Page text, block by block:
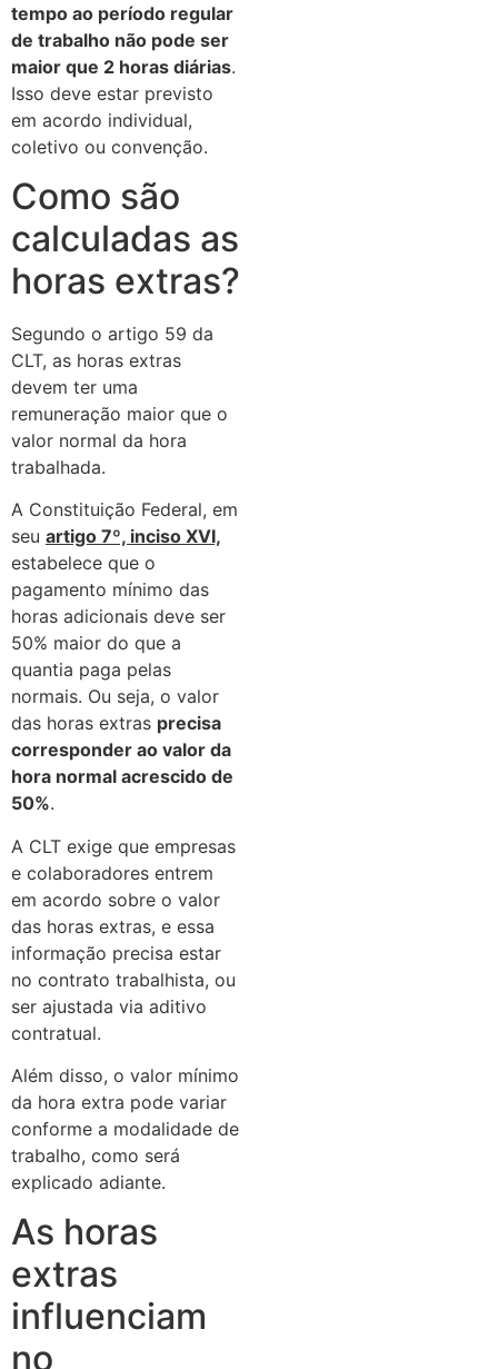
tempo ao período regular
de trabalho não pode ser
maior que 2 horas diárias.
Isso deve estar previsto
em acordo individual,
coletivo ou convenção.
Como são
calculadas as
horas extras?
Segundo o artigo 59 da
CLT, as horas extras
devem ter uma
remuneração maior que o
valor normal da hora
trabalhada.
A Constituição Federal, em
seu artigo 7º, inciso XVI,
estabelece que o
pagamento mínimo das
horas adicionais deve ser
50% maior do que a
quantia paga pelas
normais. Ou seja, o valor
das horas extras precisa
corresponder ao valor da
hora normal acrescido de
50%.
A CLT exige que empresas
e colaboradores entrem
em acordo sobre o valor
das horas extras, e essa
informação precisa estar
no contrato trabalhista, ou
ser ajustada via aditivo
contratual.
Além disso, o valor mínimo
da hora extra pode variar
conforme a modalidade de
trabalho, como será
explicado adiante.
As horas
extras
influenciam
no